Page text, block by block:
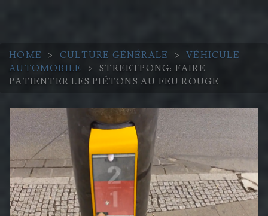
HOME > CULTURE GÉNÉRALE >
VÉHICULE
AUTOMOBILE
>
STREETPONG: FAIRE
PATIENTER LES PIÉTONS AU FEU ROUGE